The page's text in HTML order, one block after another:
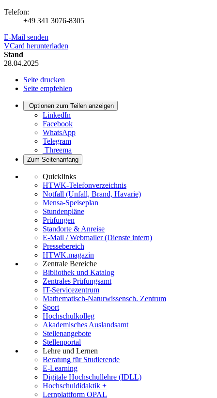
Telefon:
+49 341 3076-8305
E-Mail senden
VCard herunterladen
Stand
28.04.2025
Seite drucken
Seite empfehlen
Optionen zum Teilen anzeigen
LinkedIn
Facebook
WhatsApp
Telegram
Threema
Zum Seitenanfang
Quicklinks
HTWK-Telefonverzeichnis
Notfall (Unfall, Brand, Havarie)
Mensa-Speiseplan
Stundenpläne
Prüfungen
Standorte & Anreise
E-Mail / Webmailer (Dienste intern)
Pressebereich
HTWK.magazin
Zentrale Bereiche
Bibliothek und Katalog
Zentrales Prüfungsamt
IT-Servicezentrum
Mathematisch-Naturwissensch. Zentrum
Sport
Hochschulkolleg
Akademisches Auslandsamt
Stellenangebote
Stellenportal
Lehre und Lernen
Beratung für Studierende
E-Learning
Digitale Hochschullehre (IDLL)
Hochschuldidaktik +
Lernplattform OPAL